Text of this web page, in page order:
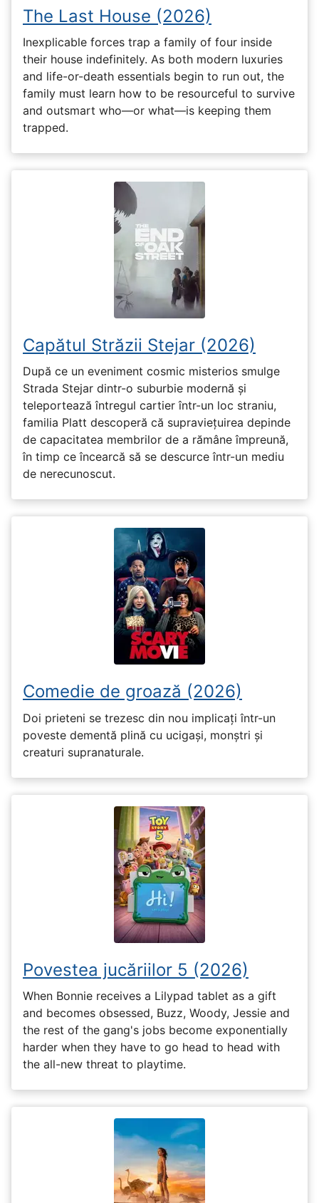
The Last House (2026)
Inexplicable forces trap a family of four inside
their house indefinitely. As both modern luxuries
and life-or-death essentials begin to run out, the
family must learn how to be resourceful to survive
and outsmart who—or what—is keeping them
trapped.
Capătul Străzii Stejar (2026)
După ce un eveniment cosmic misterios smulge
Strada Stejar dintr-o suburbie modernă și
teleportează întregul cartier într-un loc straniu,
familia Platt descoperă că supraviețuirea depinde
de capacitatea membrilor de a rămâne împreună,
în timp ce încearcă să se descurce într-un mediu
de nerecunoscut.
Comedie de groază (2026)
Doi prieteni se trezesc din nou implicați într-un
poveste dementă plină cu ucigași, monștri și
creaturi supranaturale.
Povestea jucăriilor 5 (2026)
When Bonnie receives a Lilypad tablet as a gift
and becomes obsessed, Buzz, Woody, Jessie and
the rest of the gang's jobs become exponentially
harder when they have to go head to head with
the all-new threat to playtime.